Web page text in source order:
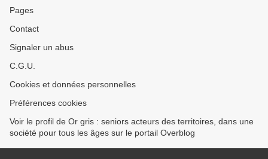
Pages
Contact
Signaler un abus
C.G.U.
Cookies et données personnelles
Préférences cookies
Voir le profil de Or gris : seniors acteurs des territoires, dans une
société pour tous les âges sur le portail Overblog